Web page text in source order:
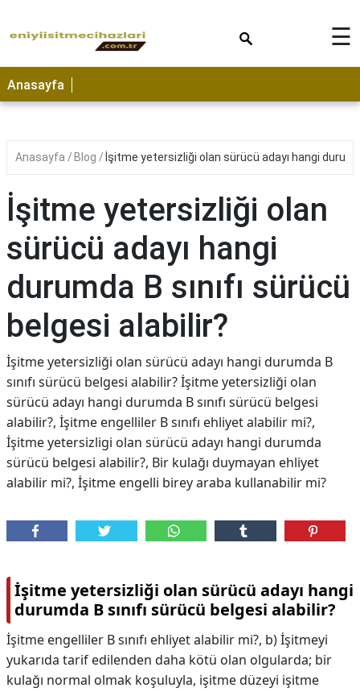
☰
Anasayfa
Anasayfa Blog İşitme yetersizliği olan sürücü adayı hangi
İşitme yetersizliği olan
sürücü adayı hangi
durumda B sınıfı sürücü
belgesi alabilir?
İşitme yetersizliği olan sürücü adayı hangi durumda B
sınıfı sürücü belgesi alabilir? İşitme yetersizliği olan
sürücü adayı hangi durumda B sınıfı sürücü belgesi
alabilir?, İşitme engelliler B sınıfı ehliyet alabilir mi?,
İşitme yetersizligi olan sürücü adayı hangi durumda
sürücü belgesi alabilir?, Bir kulağı duymayan ehliyet
alabilir mi?, İşitme engelli birey araba kullanabilir mi?
İşitme yetersizliği olan sürücü adayı hangi
durumda B sınıfı sürücü belgesi alabilir?
İşitme engelliler B sınıfı ehliyet alabilir mi?, b) İşitmeyi
yukarıda tarif edilenden daha kötü olan olgularda; bir
kulağı normal olmak koşuluyla, işitme düzeyi işitme